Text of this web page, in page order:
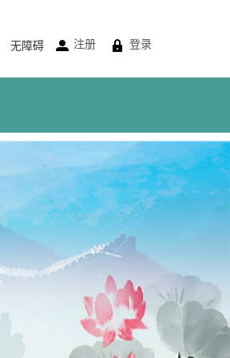
登录
注册
无障碍